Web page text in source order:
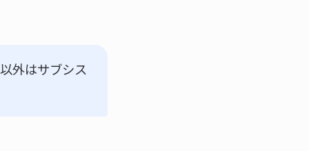
外はサブシス